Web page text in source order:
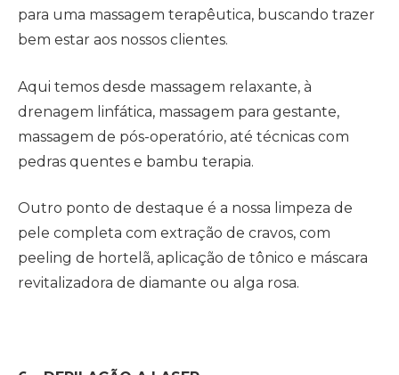
para uma massagem terapêutica, buscando trazer
bem estar aos nossos clientes.
Aqui temos desde massagem relaxante, à
drenagem linfática, massagem para gestante,
massagem de pós-operatório, até técnicas com
pedras quentes e bambu terapia.
Outro ponto de destaque é a nossa limpeza de
pele completa com extração de cravos, com
peeling de hortelã, aplicação de tônico e máscara
revitalizadora de diamante ou alga rosa.